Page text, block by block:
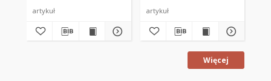
artykuł artykuł
Więcej